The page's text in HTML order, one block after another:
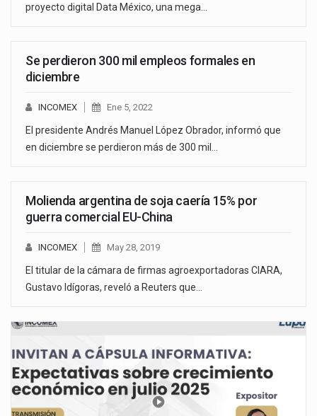
proyecto digital Data México, una mega…
Se perdieron 300 mil empleos formales en
diciembre
INCOMEX Ene 5, 2022
El presidente Andrés Manuel López Obrador, informó que
en diciembre se perdieron más de 300 mil…
Molienda argentina de soja caería 15% por
guerra comercial EU-China
INCOMEX May 28, 2019
El titular de la cámara de firmas agroexportadoras CIARA,
Gustavo Idígoras, reveló a Reuters que…